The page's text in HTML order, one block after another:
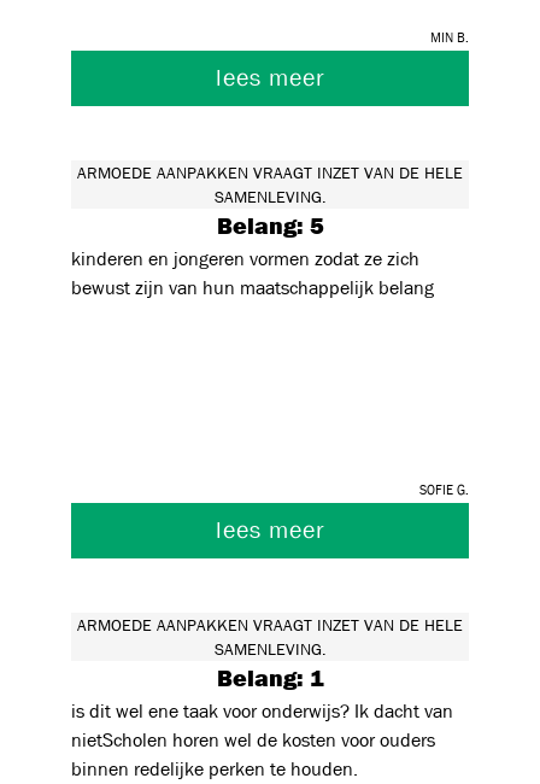
Min B.
lees meer
ARMOEDE AANPAKKEN VRAAGT INZET VAN DE HELE
SAMENLEVING.
Belang: 5
kinderen en jongeren vormen zodat ze zich
bewust zijn van hun maatschappelijk belang
Sofie G.
lees meer
ARMOEDE AANPAKKEN VRAAGT INZET VAN DE HELE
SAMENLEVING.
Belang: 1
is dit wel ene taak voor onderwijs? Ik dacht van
nietScholen horen wel de kosten voor ouders
binnen redelijke perken te houden.